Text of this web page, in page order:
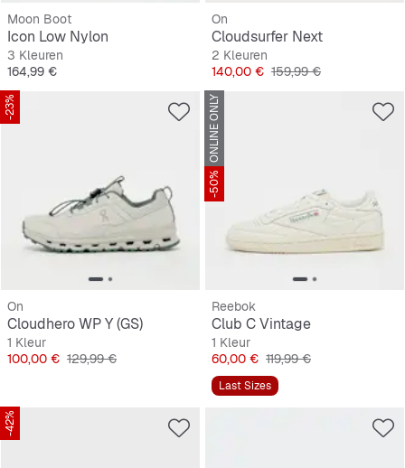
Moon Boot
Icon Low Nylon
3 Kleuren
Prijs
164,99 €
On
Cloudsurfer Next
2 Kleuren
Prijs
140,00 € Originele Prijs
159,99 €
-23%
On
Cloudhero WP Y (GS)
1 Kleur
Prijs
100,00 € Originele Prijs
129,99 €
ONLINE ONLY
-50%
Reebok
Club C Vintage
1 Kleur
Prijs
60,00 € Originele Prijs
119,99 €
Last Sizes
-42%